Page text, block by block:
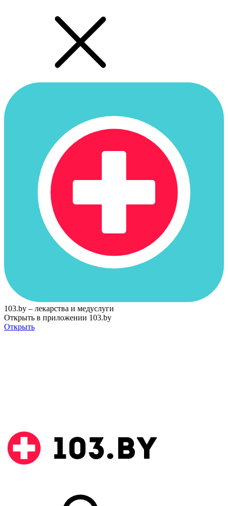
103.by – лекарства и медуслуги
Открыть в приложении 103.by
Открыть